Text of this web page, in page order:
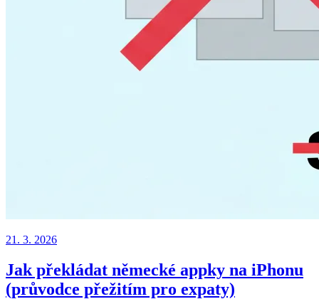
21. 3. 2026
Jak překládat německé appky na iPhonu
(průvodce přežitím pro expaty)